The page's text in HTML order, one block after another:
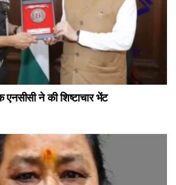
ने की शिष्टाचार भेंट